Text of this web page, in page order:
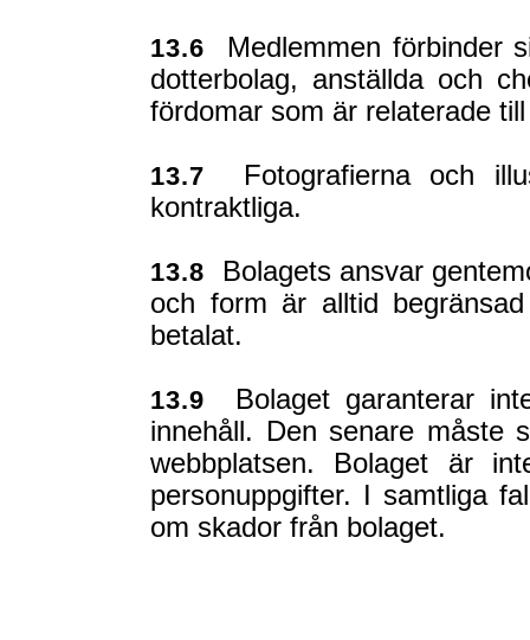
13.6 Medlemmen förbinder
dotterbolag, anställda och
fördomar som är relaterade
13.7 Fotografierna och
kontraktliga.
13.8 Bolagets ansvar
och form är alltid
betalat.
13.9 Bolaget garanterar
innehåll. Den senare måste
webbplatsen. Bolaget är
personuppgifter. I samtliga
om skador från bolaget.